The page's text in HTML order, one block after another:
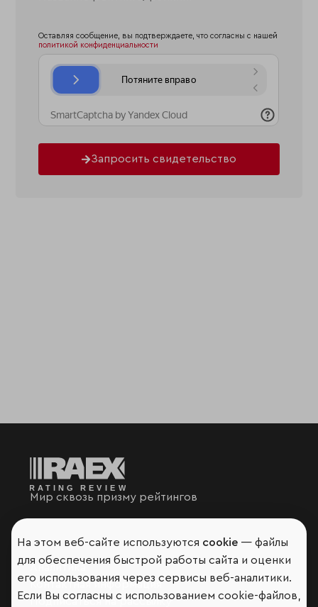
Оставляя сообщение, вы подтверждаете, что согласны с нашей
политикой конфиденциальности
Запросить свидетельство
Мир сквозь призму рейтингов
Аналитика
Контактная информация
Подписаться на рассылку
На этом веб-сайте используются cookie — файлы
для обеспечения быстрой работы сайта и оценки
его использования через сервисы веб-аналитики.
Если Вы согласны с использованием cookie-файлов,